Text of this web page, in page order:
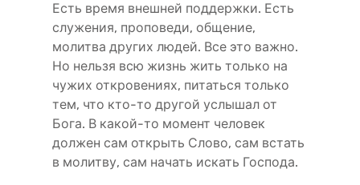
Есть время внешней поддержки. Есть
служения, проповеди, общение,
молитва других людей. Все это важно.
Но нельзя всю жизнь жить только на
чужих откровениях, питаться только
тем, что кто-то другой услышал от
Бога. В какой-то момент человек
должен сам открыть Слово, сам встать
в молитву, сам начать искать Господа.